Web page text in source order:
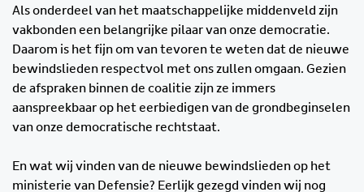
Als onderdeel van het maatschappelijke middenveld zijn
vakbonden een belangrijke pilaar van onze democratie.
Daarom is het fijn om van tevoren te weten dat de nieuwe
bewindslieden respectvol met ons zullen omgaan. Gezien
de afspraken binnen de coalitie zijn ze immers
aanspreekbaar op het eerbiedigen van de grondbeginselen
van onze democratische rechtstaat.
En wat wij vinden van de nieuwe bewindslieden op het
ministerie van Defensie? Eerlijk gezegd vinden wij nog